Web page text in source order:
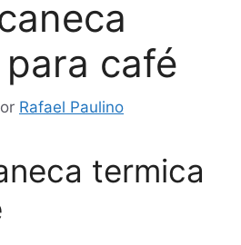
café
Rafael Paulino
termica